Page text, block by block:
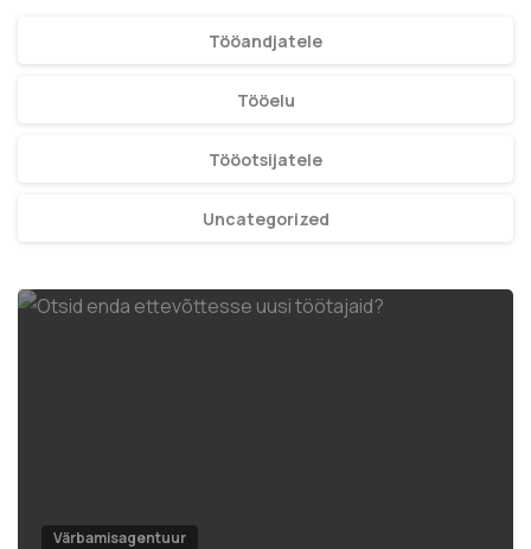
Tööandjatele
Tööelu
Tööotsijatele
Uncategorized
Värbamisagentuur